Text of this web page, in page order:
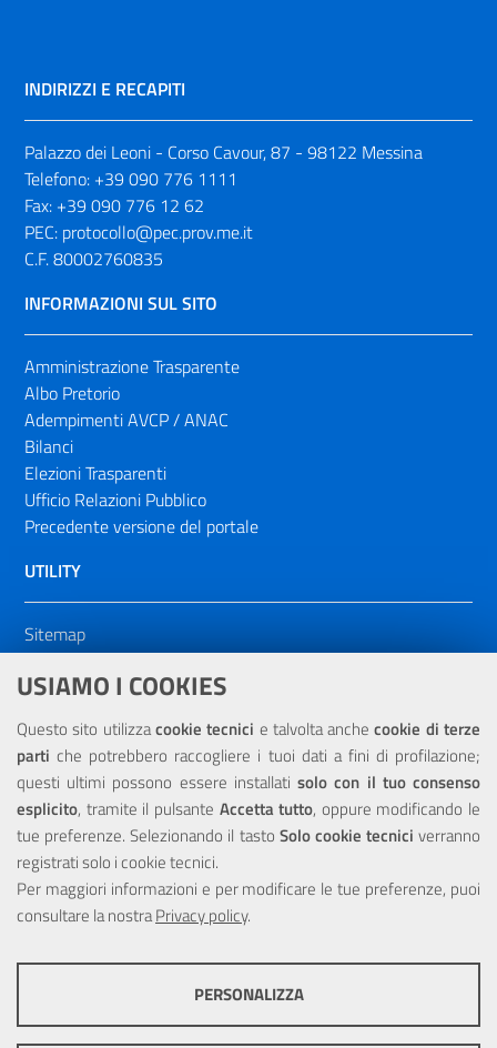
USIAMO I COOKIES
Questo sito utilizzacookie tecnici e talvolta anchecookie di terze
parti che potrebbero raccogliere i tuoi dati a fini di profilazione;
questi ultimi possono essere installatisolo con il tuo consenso
esplicito, tramite il pulsante Accetta tutto, oppure modificando le
tue preferenze. Selezionando il tasto Solo cookie tecnici verranno
registrati solo i cookie tecnici.
Per maggiori informazioni e per modificare le tue preferenze, puoi
consultare la nostraPrivacy policy.
PERSONALIZZA
INDIRIZZI E RECAPITI
Palazzo dei Leoni - Corso Cavour, 87 - 98122 Messina
Telefono: +39 090 776 1111
Fax: +39 090 776 12 62
PEC: protocollo@pec.prov.me.it
C.F. 80002760835
INFORMAZIONI SUL SITO
Amministrazione Trasparente
Albo Pretorio
Adempimenti AVCP / ANAC
Bilanci
Elezioni Trasparenti
Ufficio Relazioni Pubblico
Precedente versione del portale
UTILITY
Sitemap
Dichiarazione di accessibilità
NOTE LEGALI
Privacy
Portale realizzato con la partecipazione finanziaria dell'Unione
Europea tramite i fondi del POR Sicilia 2000/2006 Misura 6.05 -